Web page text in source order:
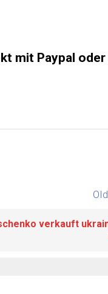
mit Paypal
verkauft